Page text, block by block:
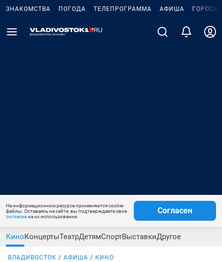
ЗНАКОМСТВА ПОГОДА ТЕЛЕПРОГРАММА АФИША
На информационном ресурсе применяются cookie-
файлы. Оставаясь на сайте, вы подтверждаете свое
согласиена их использование.
Согласен
КиноКонцертыТеатрДетямСпортВыставкиДругое
ВЛАДИВОСТОК АФИША КИНО